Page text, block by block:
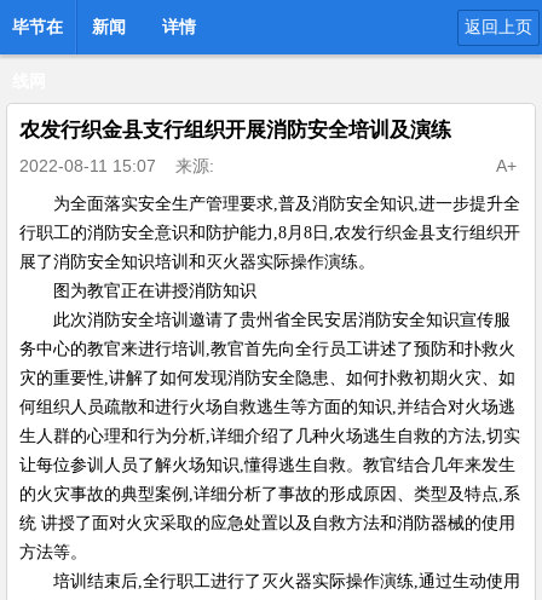
毕节在 新闻 详情 返回上页
农发行织金县支行组织开展消防安全培训及演练
2022-08-11 15:07 来源: A+
为全面落实安全生产管理要求,普及消防安全知识,进一步提升全
行职工的消防安全意识和防护能力,8月8日,农发行织金县支行组织开
展了消防安全知识培训和灭火器实际操作演练。
图为教官正在讲授消防知识
此次消防安全培训邀请了贵州省全民安居消防安全知识宣传服
务中心的教官来进行培训,教官首先向全行员工讲述了预防和扑救火
灾的重要性,讲解了如何发现消防安全隐患、如何扑救初期火灾、如
何组织人员疏散和进行火场自救逃生等方面的知识,并结合对火场逃
生人群的心理和行为分析,详细介绍了几种火场逃生自救的方法,切实
让每位参训人员了解火场知识,懂得逃生自救。教官结合几年来发生
的火灾事故的典型案例,详细分析了事故的形成原因、类型及特点,系
统 讲授了面对火灾采取的应急处置以及自救方法和消防器械的使用
方法等。
培训结束后,全行职工进行了灭火器实际操作演练,通过生动使用